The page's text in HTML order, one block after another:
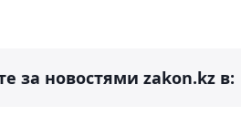
за новостями zakon.kz в: